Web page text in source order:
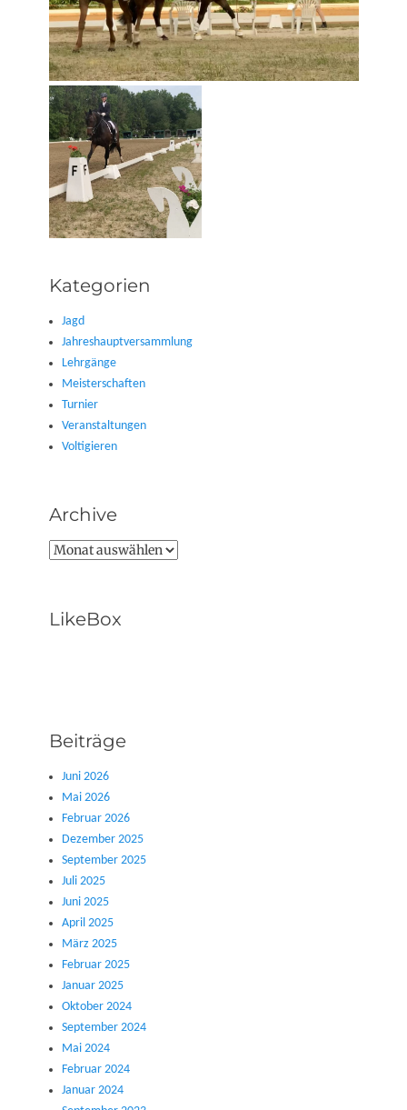
Kategorien
Jagd
Jahreshauptversammlung
Lehrgänge
Meisterschaften
Turnier
Veranstaltungen
Voltigieren
Archive
Archive
LikeBox
Beiträge
Juni 2026
Mai 2026
Februar 2026
Dezember 2025
September 2025
Juli 2025
Juni 2025
April 2025
März 2025
Februar 2025
Januar 2025
Oktober 2024
September 2024
Mai 2024
Februar 2024
Januar 2024